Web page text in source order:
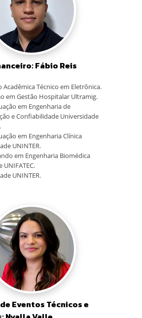
Fábio Reis
Acadêmica Técnico em Eletrônica.
em Gestão Hospitalar Ultramig.
em Engenharia de
e Confiabilidade Universidade
em Engenharia Clínica
UNINTER.
em Engenharia Biomédica
UNIFATEC.
UNINTER.
Eventos Técnicos e